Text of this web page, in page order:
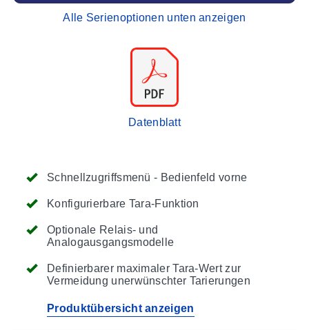
Schnellzugriffsmenü - Bedienfeld vorne
Konfigurierbare Tara-Funktion
Optionale Relais- und
Analogausgangsmodelle
Definierbarer maximaler Tara-Wert zur
Vermeidung unerwünschter Tarierungen
Produktübersicht anzeigen
Alle Serienoptionen unten anzeigen
Datenblatt